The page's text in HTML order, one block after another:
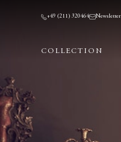
+49 (211) 320464 Newsletter
COLLECTION